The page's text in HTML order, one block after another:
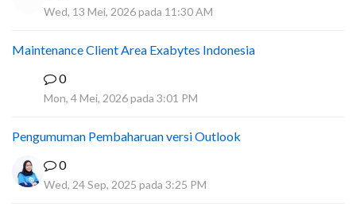
Wed, 13 Mei, 2026 pada 11:30 AM
Maintenance Client Area Exabytes Indonesia
0
Mon, 4 Mei, 2026 pada 3:01 PM
Pengumuman Pembaharuan versi Outlook
0
Wed, 24 Sep, 2025 pada 3:25 PM